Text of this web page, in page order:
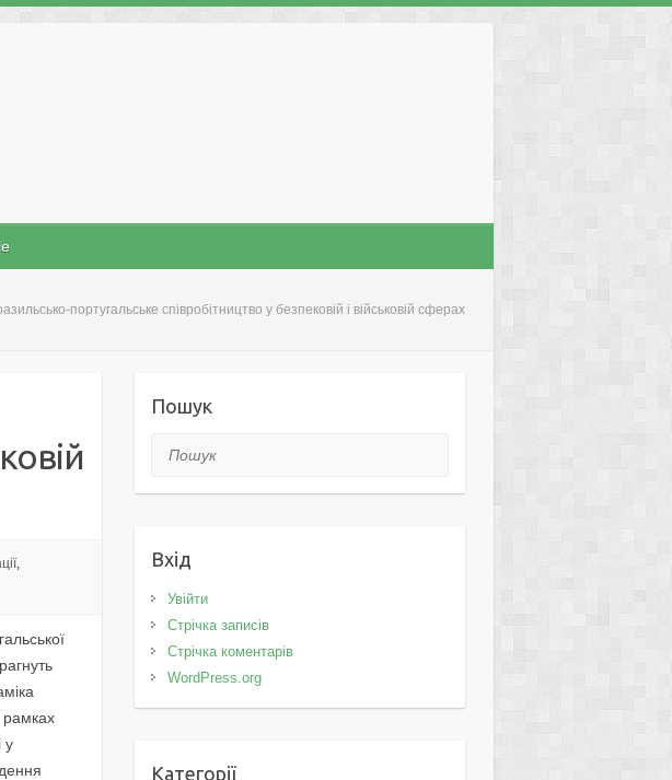
португальське співробітництво у безпековій і військовій сферах
,
рамках
у
Пошук
Пошук
Вхід
Увійти
Стрічка записів
Стрічка коментарів
WordPress.org
Категорії